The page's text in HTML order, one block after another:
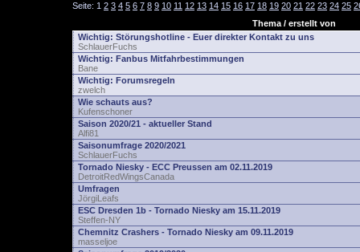
Seite: 1 2 3 4 5 6 7 8 9 10 11 12 13 14 15 16 17 18 19 20 21 22 23 24 25
Thema / erstellt von
Wichtig: Störungshotline - Euer direkter Kontakt zu uns
SchlauerFuchs
Wichtig: Fanbus Mitfahrbestimmungen
Bane
Wichtig: Forumsregeln
zwelch
Wie schauts aus?
Kufenschoner
Saison 2020/21 - aktueller Stand
Alfi81
Saisonumfrage 2020/2021
SchlauerFuchs
Tornado Niesky - ECC Preussen am 02.11.2019
DetroitRedWingsCanada
Umfragen
JörgiLeafs
ESC Dresden 1b - Tornado Niesky am 15.11.2019
Steffen-NY
Chemnitz Crashers - Tornado Niesky am 09.11.2019
masseljoe